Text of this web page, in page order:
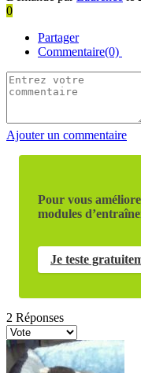
0
Partager
Commentaire(0)
Ajouter un commentaire
Pour vous
modules
Je teste
2 Réponses